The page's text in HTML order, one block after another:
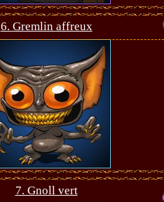
6. Gremlin affreux
7. Gnoll vert